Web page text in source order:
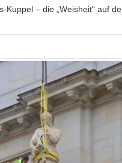
Kuppel – die „Weisheit“ auf